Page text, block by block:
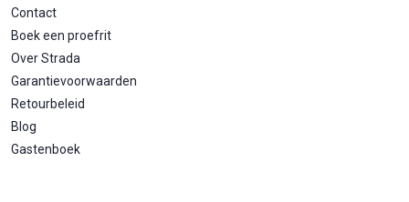
Contact
Boek een proefrit
Over Strada
Garantievoorwaarden
Retourbeleid
Blog
Gastenboek